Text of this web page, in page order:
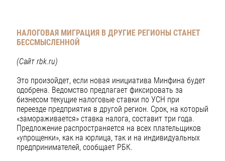
НАЛОГОВАЯ МИГРАЦИЯ В ДРУГИЕ РЕГИОНЫ СТАНЕТ
БЕССМЫСЛЕННОЙ
(Сайт rbk.ru)
Это произойдет, если новая инициатива Минфина будет
одобрена. Ведомство предлагает фиксировать за
бизнесом текущие налоговые ставки по УСН при
переезде предприятия в другой регион. Срок, на который
«замораживается» ставка налога, составит три года.
Предложение распространяется на всех плательщиков
«упрощенки», как на юрлица, так и на индивидуальных
предпринимателей, сообщает РБК.